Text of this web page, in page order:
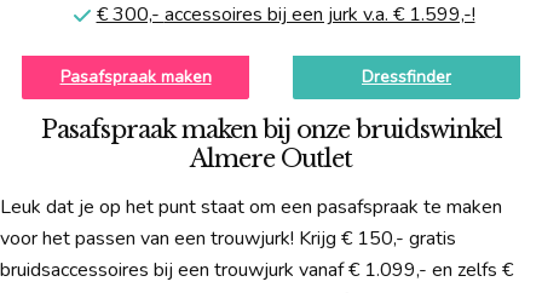
€ 300,- accessoires bij een jurk v.a. € 1.599,-!
Pasafspraak maken Dressfinder
Pasafspraak maken bij onze bruidswinkel
Almere Outlet
Leuk dat je op het punt staat om een pasafspraak te maken
voor het passen van een trouwjurk! Krijg € 150,- gratis
bruidsaccessoires bij een trouwjurk vanaf € 1.099,- en zelfs €